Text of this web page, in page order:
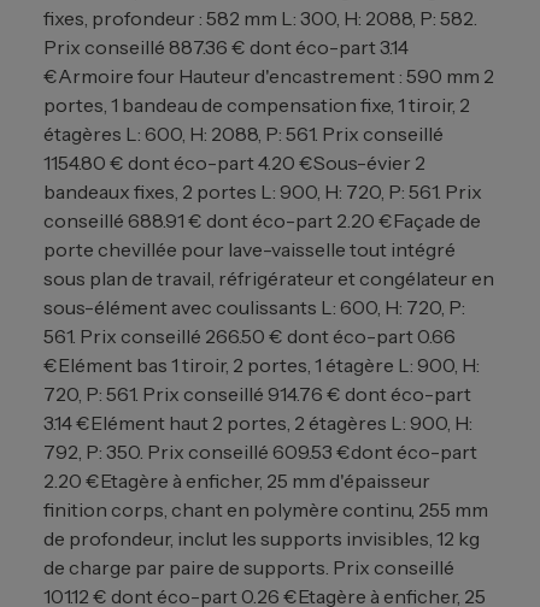
fixes, profondeur : 582 mm L: 300, H: 2088, P: 582.
Prix conseillé 887.36 € dont éco-part 3.14
€Armoire four Hauteur d'encastrement : 590 mm 2
portes, 1 bandeau de compensation fixe, 1 tiroir, 2
étagères L: 600, H: 2088, P: 561. Prix conseillé
1154.80 € dont éco-part 4.20 €Sous-évier 2
bandeaux fixes, 2 portes L: 900, H: 720, P: 561. Prix
conseillé 688.91 € dont éco-part 2.20 €Façade de
porte chevillée pour lave-vaisselle tout intégré
sous plan de travail, réfrigérateur et congélateur en
sous-élément avec coulissants L: 600, H: 720, P:
561. Prix conseillé 266.50 € dont éco-part 0.66
€Elément bas 1 tiroir, 2 portes, 1 étagère L: 900, H:
720, P: 561. Prix conseillé 914.76 € dont éco-part
3.14 €Elément haut 2 portes, 2 étagères L: 900, H:
792, P: 350. Prix conseillé 609.53 €dont éco-part
2.20 €Etagère à enficher, 25 mm d'épaisseur
finition corps, chant en polymère continu, 255 mm
de profondeur, inclut les supports invisibles, 12 kg
de charge par paire de supports. Prix conseillé
101.12 € dont éco-part 0.26 €Etagère à enficher, 25